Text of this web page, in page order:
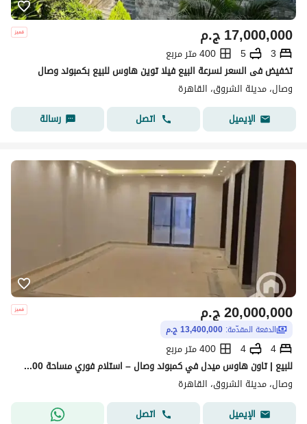
ج.م17,000,000
3
5
400 متر مربع
تخفيض فى السعر لسرعة البيع فيلا توين هاوس للبيع بكمبوند وصال
وصال، مدينة الشروق، القاهرة
الإيميل
اتصل رسالة
ج.م20,000,000
الدفعة المقدّمة: 13,400,000 ج.م
4
4
400 متر مربع
للبيع | تاون هاوس ميدل في كمبوند وصال – استلام فوري مساحة 400 متر
وصال، مدينة الشروق، القاهرة
الإيميل
اتصل